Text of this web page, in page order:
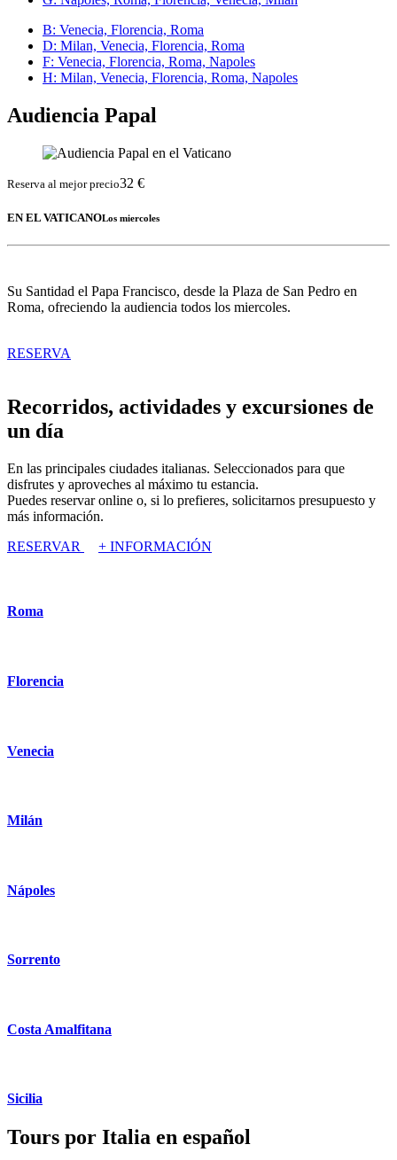
B: Venecia, Florencia, Roma
D: Milan, Venecia, Florencia, Roma
F: Venecia, Florencia, Roma, Napoles
H: Milan, Venecia, Florencia, Roma, Napoles
Audiencia Papal
Reserva al mejor precio32 €
EN EL VATICANOLos miercoles
Su Santidad el Papa Francisco, desde la Plaza de San Pedro en
Roma, ofreciendo la audiencia todos los miercoles.
RESERVA
Recorridos, actividades y excursiones de
un día
En las principales ciudades italianas. Seleccionados para que
disfrutes y aproveches al máximo tu estancia.
Puedes reservar online o, si lo prefieres, solicitarnos presupuesto y
más información.
RESERVAR
+ INFORMACIÓN
Roma
Florencia
Venecia
Milán
Nápoles
Sorrento
Costa Amalfitana
Sicilia
Tours por Italia en español